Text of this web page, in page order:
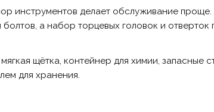
инструментов делает обслуживание
болтов, а набор торцевых головок и
щётка, контейнер для химии, запасные
для хранения.